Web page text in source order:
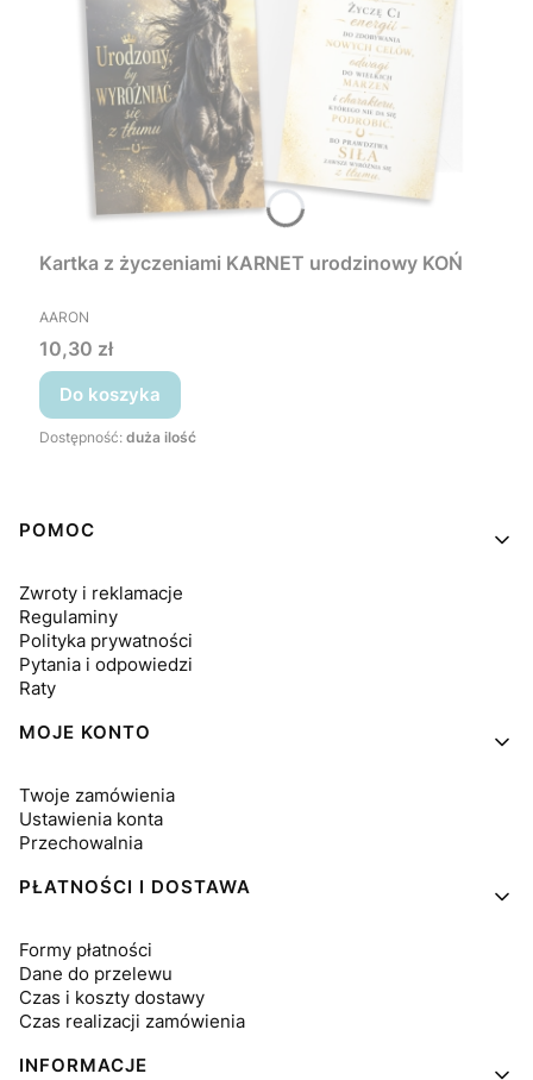
Kartka z życzeniami KARNET urodzinowy KOŃ
PRODUCENT
AARON
Cena
10,30 zł
Do koszyka
Dostępność: duża ilość
Linki w stopce
POMOC
Zwroty i reklamacje
Regulaminy
Polityka prywatności
Pytania i odpowiedzi
Raty
MOJE KONTO
Twoje zamówienia
Ustawienia konta
Przechowalnia
PŁATNOŚCI I DOSTAWA
Formy płatności
Dane do przelewu
Czas i koszty dostawy
Czas realizacji zamówienia
INFORMACJE